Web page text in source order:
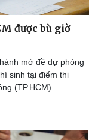
được bù giờ
mở đề dự phòng
sinh tại điểm thi
(TP.HCM)